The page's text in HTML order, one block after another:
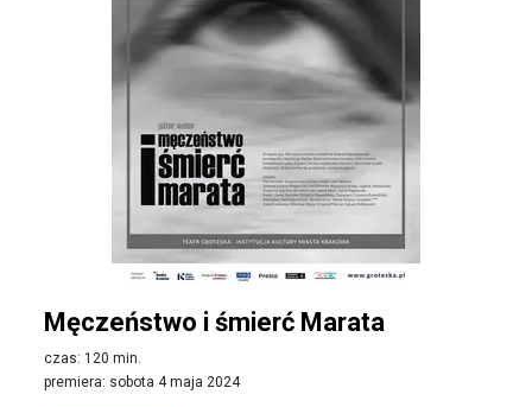
Męczeństwo i śmierć Marata
czas: 120 min.
premiera: sobota 4 maja 2024